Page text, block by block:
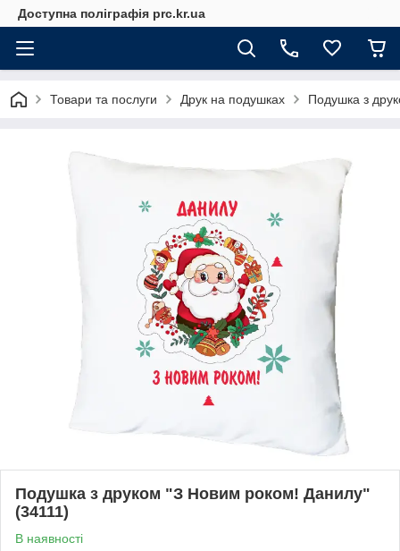
Доступна поліграфія prc.kr.ua
Товари та послуги Друк на подушках Подушка з
Подушка з друком "З Новим роком! Данилу"
(34111)
В наявності